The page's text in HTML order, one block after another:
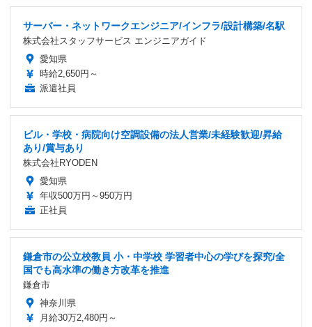
サーバー・ネットワークエンジニア/インフラ/設計構築/名駅
株式会社スタッフサービス エンジニアガイド
愛知県
時給2,650円～
派遣社員
ビル・学校・病院向け空調設備の法人営業/未経験歓迎/昇給
あり/賞与あり
株式会社RYODEN
愛知県
年収500万円～950万円
正社員
鎌倉市の公立校教員 小・中学校 学習者中心の学びを探究/全
国でも高水準の働き方改革を推進
鎌倉市
神奈川県
月給30万2,480円～